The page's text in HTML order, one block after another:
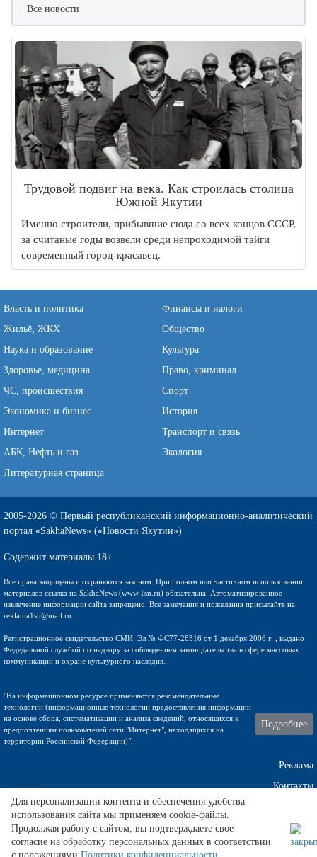
Все новости
Трудовой подвиг на века. Как строилась столица
Южной Якутии
Именно строители, прибывшие сюда со всех концов СССР,
за считаные годы возвели среди непроходимой тайги
современный город-красавец.
Власть и политика
Финансы и налоги
Жильё, ЖКХ
Общество
Наука и образование
Культура
Здоровье, медицина
Право, криминал
ЧС, происшествия
Спорт
Экономика и бизнес
История
Интернет
Транспорт и связь
АБК, Нефть и газ
Экология
Литературная страница
2005-2026 © Первый республиканский информационно-аналитический
портал «SakhaNews» («Новости Якутии»)
Содержит материалы 18+
Все права защищены и охраняются законом. При полном или частичном использовании
материалов ссылка на SakhaNews (www.1sn.ru) обязательна. Автоматизированное
извлечение информации сайта запрещено. Все замечания и пожелания присылайте на
reklama1sn@mail.ru
Регистрационное свидетельство СМИ: Эл № ФС77-26316 от 1 декабря 2006 г. , выдано
Федедальной службой по надзору за соблюдением законодательства в сфере массовых
коммуникаций и охране культурного наследия.
"На информационном ресурсе применяются рекомендательные
технологии (информационные технологии предоставления информации
на основе сбора, систематизации и анализа сведений, относящихся к
предпочтениям пользователей сети "Интернет", находящихся на
территории Российской Федерации)".
Подробнее
Реклама
Контакты
Техническа поддержка
Для персонализации контента и обеспечения удобства
использования сайта мы применяем cookie-файлы.
Продолжая работу с сайтом, вы подтверждаете свое
согласие на обработку персональных данных в соответствии